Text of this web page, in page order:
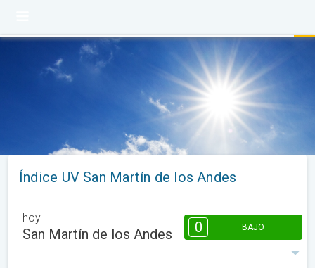
Índice UV San Martín de los Andes
hoy
San Martín de los Andes 0 BAJO